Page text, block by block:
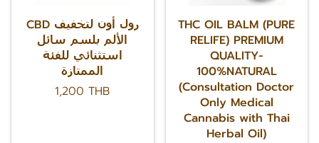
CBD رول أون لتخفيف
الألم بلسم سائل
استثنائي للفئة
الممتازة
1,200 THB
THC OIL BALM (PURE
RELIFE) PREMIUM
QUALITY-
100%NATURAL
(Consultation Doctor
Only Medical
Cannabis with Thai
Herbal Oil)